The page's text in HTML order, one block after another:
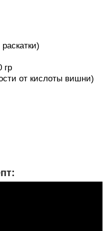
гр
от кислоты вишни)